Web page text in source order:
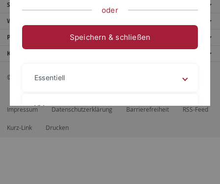
Service
Weitere Angebote
Portale
Kontaktinfo
© 2026 Eberhard Karls Universität Tübingen, Tübingen
Impressum Datenschutzerklärung Barrierefreiheit RSS-Feed
Kurz-Link Drucken
oder
Speichern & schließen
Essentiell
Videos